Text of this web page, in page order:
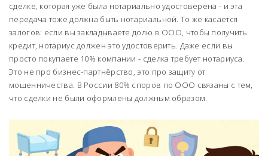
сделке, которая уже была нотариально удостоверена - и эта
передача тоже должна быть нотариальной. То же касается
залогов: если вы закладываете долю в ООО, чтобы получить
кредит, нотариус должен это удостоверить. Даже если вы
просто покупаете 10% компании - сделка требует нотариуса.
Это не про бизнес-партнёрство, это про защиту от
мошенничества. В России 80% споров по ООО связаны с тем,
что сделки не были оформлены должным образом.